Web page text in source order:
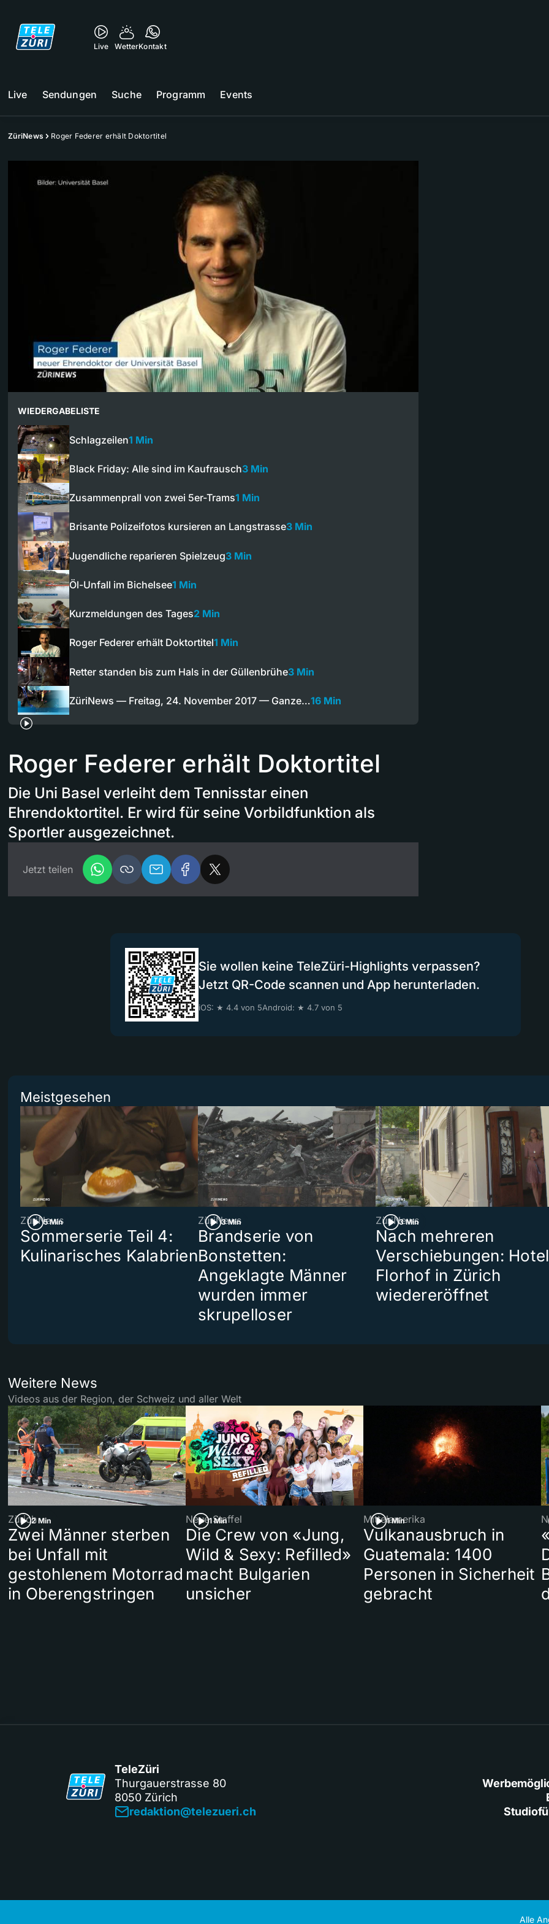
Live WetterKontakt
Live Sendungen Suche Programm Events
ZüriNews Roger Federer erhält Doktortitel
WIEDERGABELISTE
Schlagzeilen1 Min
Black Friday: Alle sind im Kaufrausch3 Min
Zusammenprall von zwei 5er-Trams1 Min
Brisante Polizeifotos kursieren an Langstrasse3 Min
Jugendliche reparieren Spielzeug3 Min
Öl-Unfall im Bichelsee1 Min
Kurzmeldungen des Tages2 Min
Roger Federer erhält Doktortitel1 Min
Retter standen bis zum Hals in der Güllenbrühe3 Min
ZüriNews — Freitag, 24. November 2017 — Ganze…16 Min
Roger Federer erhält Doktortitel
Die Uni Basel verleiht dem Tennisstar einen
Ehrendoktortitel. Er wird für seine Vorbildfunktion als
Sportler ausgezeichnet.
Jetzt teilen
Sie wollen keine TeleZüri-Highlights verpassen?
Jetzt QR-Code scannen und App herunterladen.
iOS: ★ 4.4 von 5Android: ★ 4.7 von 5
Meistgesehen
5 Min
ZüriNews
Sommerserie Teil 4:
Kulinarisches Kalabrien
3 Min
ZüriNews
Brandserie von
Bonstetten:
Angeklagte Männer
wurden immer
skrupelloser
3 Min
ZüriNews
Nach mehreren
Verschiebungen: Hotel
Florhof in Zürich
wiedereröffnet
Weitere News
Videos aus der Region, der Schweiz und aller Welt
2 Min
Zürich
Zwei Männer sterben
bei Unfall mit
gestohlenem Motorrad
in Oberengstringen
1 Min
Neue Staffel
Die Crew von «Jung,
Wild & Sexy: Refilled»
macht Bulgarien
unsicher
1 Min
Mittelamerika
Vulkanausbruch in
Guatemala: 1400
Personen in Sicherheit
gebracht
TeleZüri
Thurgauerstrasse 80
8050 Zürich
redaktion@telezueri.ch
Alle